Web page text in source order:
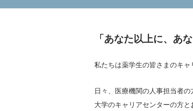
医院開業バンク Instagram
「あなた以上に、あ
私たちは薬学生の皆さまのキャ
日々、医療機関の人事担当者の
大学のキャリアセンターの方